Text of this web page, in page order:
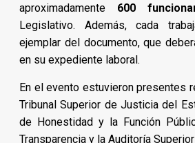
aproximadamente 600
Legislativo. Además, cada
ejemplar del documento, que
en su expediente laboral.
En el evento estuvieron presentes
Tribunal Superior de Justicia del
de Honestidad y la Función
Transparencia y la Auditoría